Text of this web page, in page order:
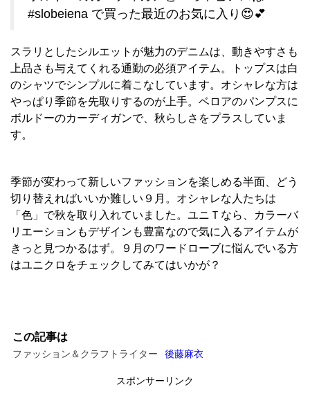
#slobeiena で買った最近のお気に入り😍💕
スラリとしたシルエットが魅力のデニムは、動きやすさも
上品さも与えてくれる通勤の必須アイテム。トップスは白
のシャツでシンプルに着こなしています。オシャレな方は
やっぱり季節を先取りするのが上手。ベロアのパンプスに
ボルドーのカーディガンで、秋らしさをプラスしていま
す。
季節が変わって新しいファッションを楽しめる半面、どう
切り替えればいいか難しい９月。オシャレな人たちは
「色」で秋を取り入れていました。ユニＴなら、カラーバ
リエーションもデザインも豊富なので気に入るアイテムが
きっと見つかるはず。９月のワードローブに悩んでいる方
はユニクロをチェックしてみてはいかが？
この記事は
ファッション＆クラフトライター 後藤麻衣
スポンサーリンク